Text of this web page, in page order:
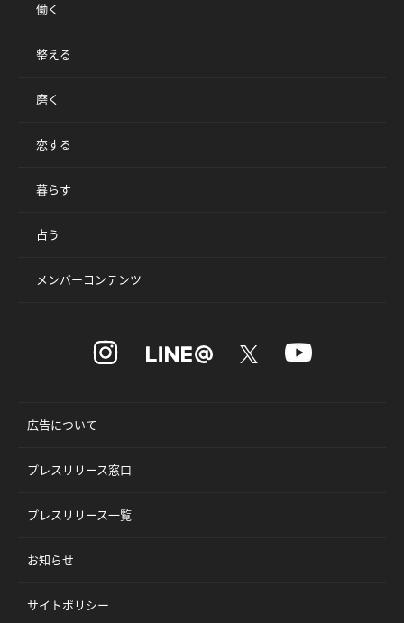
働く
整える
磨く
恋する
暮らす
占う
メンバーコンテンツ
広告について
プレスリリース窓口
プレスリリース一覧
お知らせ
サイトポリシー